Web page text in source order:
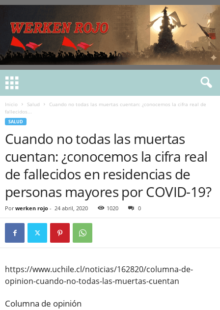
Inicio Salud
Cuando no todas las muertas cuentan: ¿conocemos la cifra real de
fallecidos...
SALUD
Cuando no todas las muertas
cuentan: ¿conocemos la cifra real
de fallecidos en residencias de
personas mayores por COVID-19?
Por werken rojo - 24 abril, 2020 1020 0
https://www.uchile.cl/noticias/162820/columna-de-
opinion-cuando-no-todas-las-muertas-cuentan
Columna de opinión